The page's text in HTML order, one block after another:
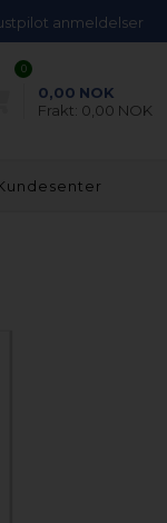
anmeldelser
0
0,00 NOK
Frakt: 0,00 NOK